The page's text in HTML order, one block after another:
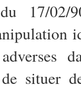
17/
situer